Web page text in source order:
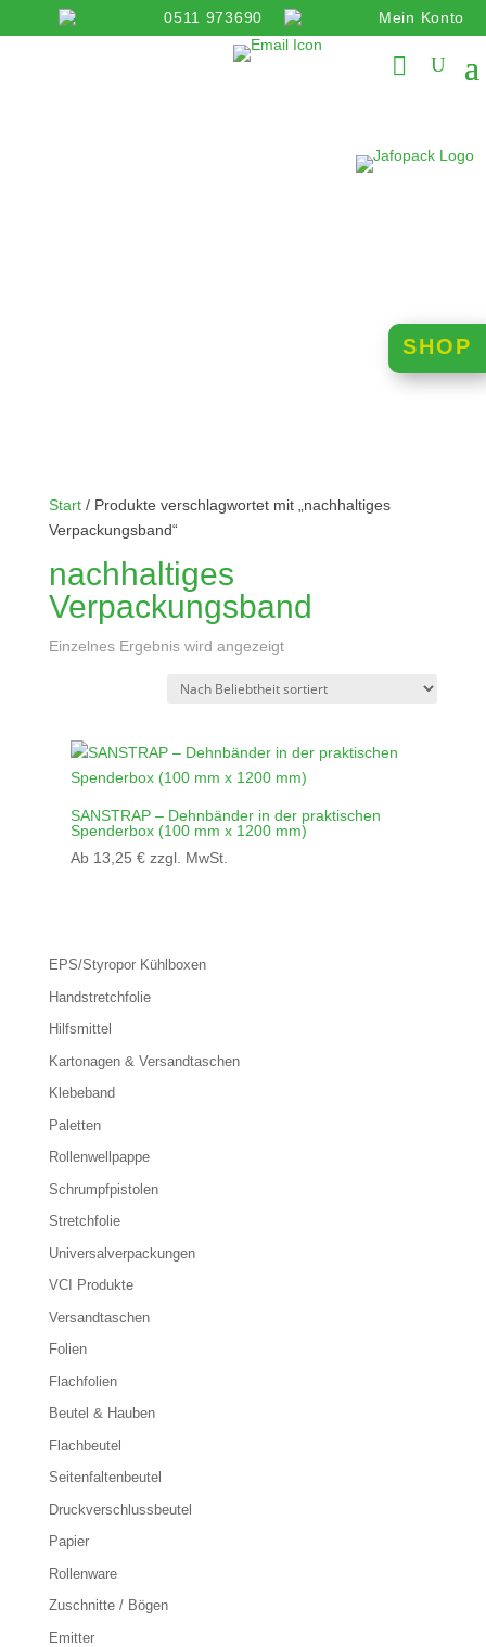
Mein Konto
0511 973690
info@jafopack.de
SHOP
Start/ Produkte verschlagwortet mit „nachhaltiges
Verpackungsband“
nachhaltiges
Verpackungsband
Einzelnes Ergebnis wird angezeigt
SANSTRAP – Dehnbänder in der praktischen
Spenderbox (100 mm x 1200 mm)
Ab 13,25 € zzgl. MwSt.
EPS/Styropor Kühlboxen
Handstretchfolie
Hilfsmittel
Kartonagen & Versandtaschen
Klebeband
Paletten
Rollenwellpappe
Schrumpfpistolen
Stretchfolie
Universalverpackungen
VCI Produkte
Versandtaschen
Folien
Flachfolien
Beutel & Hauben
Flachbeutel
Seitenfaltenbeutel
Druckverschlussbeutel
Papier
Rollenware
Zuschnitte / Bögen
Emitter